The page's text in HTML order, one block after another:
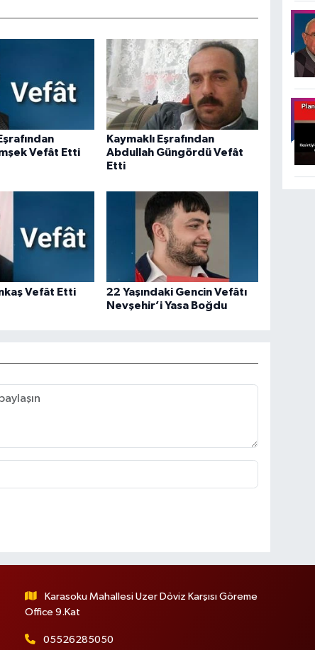
Vefât Etti
Kaymaklı Eşrafından
Abdullah Güngördü Vefât
Etti
Vefât Etti
22 Yaşındaki Gencin Vefâtı
Nevşehir’i Yasa Boğdu
Karasoku Mahallesi Uzer Döviz Karşısı Göreme
Office 9.Kat
05526285050